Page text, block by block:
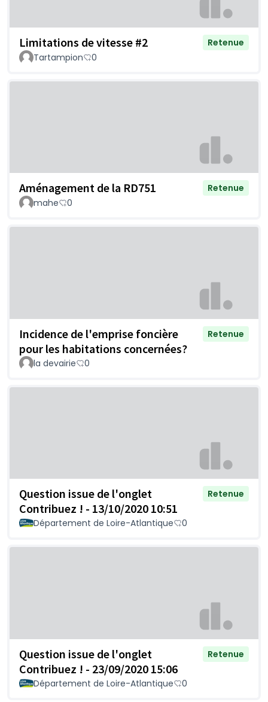
Limitations de vitesse #2
Retenue
Tartampion
0
Aménagement de la RD751
Retenue
mahe
0
Incidence de l'emprise foncière
pour les habitations concernées?
Retenue
la devairie 0
Question issue de l'onglet
Contribuez ! - 13/10/2020 10:51
Retenue
Département de Loire-Atlantique 0
Question issue de l'onglet
Contribuez ! - 23/09/2020 15:06
Retenue
Département de Loire-Atlantique 0